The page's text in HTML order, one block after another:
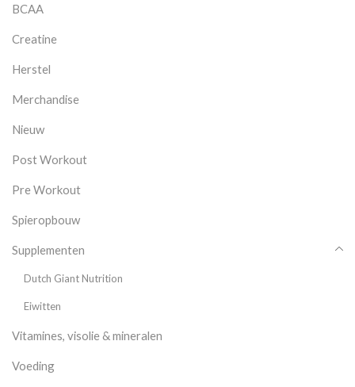
BCAA
Creatine
Herstel
Merchandise
Nieuw
Post Workout
Pre Workout
Spieropbouw
Supplementen
Dutch Giant Nutrition
Eiwitten
Vitamines, visolie & mineralen
Voeding